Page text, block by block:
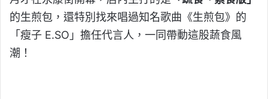
的生煎包，還特別找來唱過知名歌曲《生煎包》的
「瘦子 E.SO」擔任代言人，一同帶動這股蔬食風
潮！